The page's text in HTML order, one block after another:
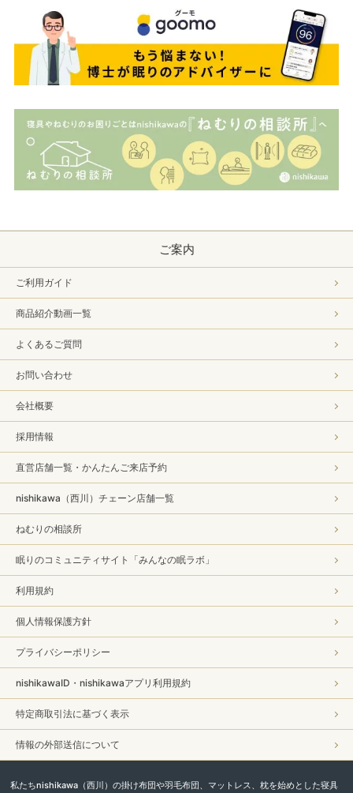
ご案内
ご利用ガイド
商品紹介動画一覧
よくあるご質問
お問い合わせ
会社概要
採用情報
直営店舗一覧・かんたんご来店予約
nishikawa（西川）チェーン店舗一覧
ねむりの相談所
眠りのコミュニティサイト「みんなの眠ラボ」
利用規約
個人情報保護方針
プライバシーポリシー
nishikawaID・nishikawaアプリ利用規約
特定商取引法に基づく表示
情報の外部送信について
私たちnishikawa（西川）の掛け布団や羽毛布団、マットレス、枕を始めとした寝具